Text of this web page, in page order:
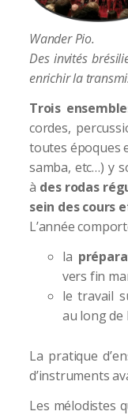
Wander Pio.
Des invités
enrichir la
Trois
cordes,
toutes époques
samba, etc…) y
à des rodas
sein des cours
L’année
la
vers fin
le travail
au long de
La pratique
d’instruments
Les mélodistes